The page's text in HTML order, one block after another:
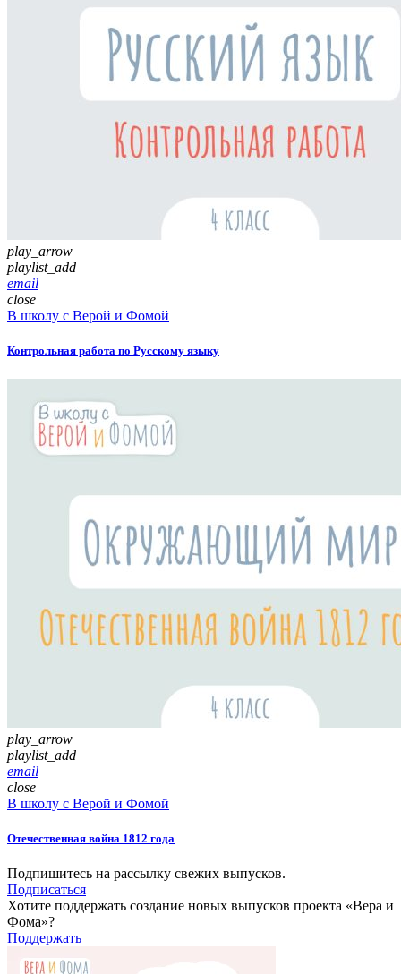
play_arrow
playlist_add
email
close
В школу с Верой и Фомой
Контрольная работа по Русскому языку
play_arrow
playlist_add
email
close
В школу с Верой и Фомой
Отечественная война 1812 года
Подпишитесь на рассылку свежих выпусков.
Подписаться
Хотите поддержать создание новых выпусков проекта «Вера и
Фома»?
Поддержать